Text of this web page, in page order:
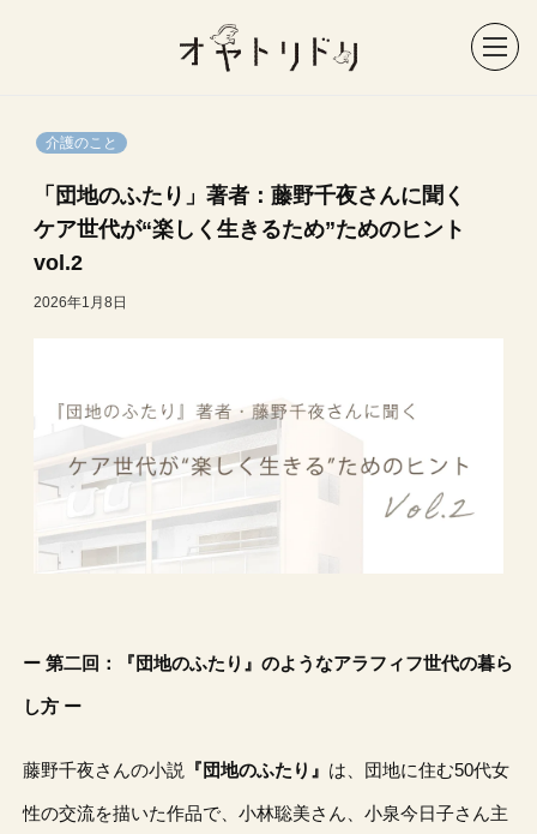
介護のこと
「団地のふたり」著者：藤野千夜さんに聞く
ケア世代が“楽しく生きるため”ためのヒント
vol.2
2026年1月8日
ー 第二回：『団地のふたり』のようなアラフィフ世代の暮ら
し方 ー
藤野千夜さんの小説 『団地のふたり』 は、団地に住む50代女
性の交流を描いた作品で、小林聡美さん、小泉今日子さん主